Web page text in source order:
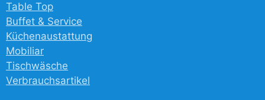
Table Top
Buffet & Service
Küchenaustattung
Mobiliar
Tischwäsche
Verbrauchsartikel